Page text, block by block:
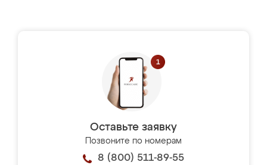
Оставьте заявку
Позвоните по номерам
8 (800) 511-89-55